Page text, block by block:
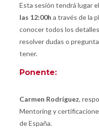
Esta sesión tendrá lugar
las 12:00h a través de la
conocer todos los
resolver dudas o
tener.
Ponente:
Carmen Rodríguez,
Mentoring y
de España.